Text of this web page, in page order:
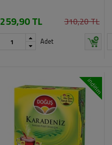
259,90 TL 310,20 TL
Adet
indirim